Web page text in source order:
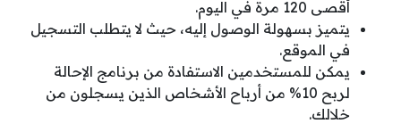
أقصى 120 مرة في اليوم.
يتميز بسهولة الوصول إليه، حيث لا يتطلب التسجيل
في الموقع.
يمكن للمستخدمين الاستفادة من برنامج الإحالة
لربح 10% من أرباح الأشخاص الذين يسجلون من
خلالك.